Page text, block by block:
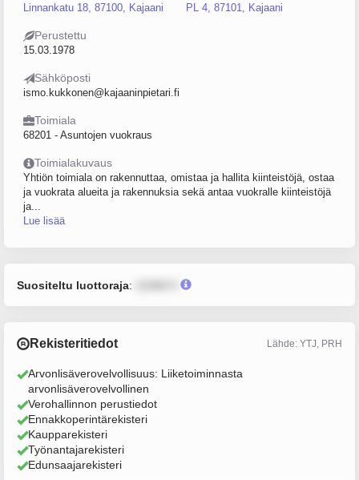
Linnankatu 18, 87100, Kajaani PL 4, 87101, Kajaani
Perustettu
15.03.1978
Sähköposti
ismo.kukkonen@kajaaninpietari.fi
Toimiala
68201 - Asuntojen vuokraus
Toimialakuvaus
Yhtiön toimiala on rakennuttaa, omistaa ja hallita kiinteistöjä, ostaa
ja vuokrata alueita ja rakennuksia sekä antaa vuokralle kiinteistöjä
ja...
Lue lisää
Suositeltu luottoraja:
Rekisteritiedot Lähde: YTJ, PRH
Arvonlisäverovelvollisuus: Liiketoiminnasta
arvonlisäverovelvollinen
Verohallinnon perustiedot
Ennakkoperintärekisteri
Kaupparekisteri
Työnantajarekisteri
Edunsaajarekisteri